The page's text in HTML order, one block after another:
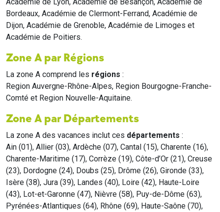
Bordeaux, Académie de Clermont-Ferrand, Académie de
Dijon, Académie de Grenoble, Académie de Limoges et
Académie de Poitiers.
Zone A par Régions
La zone A comprend les régions :
Region Auvergne-Rhône-Alpes, Region Bourgogne-Franche-
Comté et Region Nouvelle-Aquitaine.
Zone A par Départements
La zone A des vacances inclut ces départements :
Ain (01), Allier (03), Ardèche (07), Cantal (15), Charente (16),
Charente-Maritime (17), Corrèze (19), Côte-d’Or (21), Creuse
(23), Dordogne (24), Doubs (25), Drôme (26), Gironde (33),
Isère (38), Jura (39), Landes (40), Loire (42), Haute-Loire
(43), Lot-et-Garonne (47), Nièvre (58), Puy-de-Dôme (63),
Pyrénées-Atlantiques (64), Rhône (69), Haute-Saône (70),